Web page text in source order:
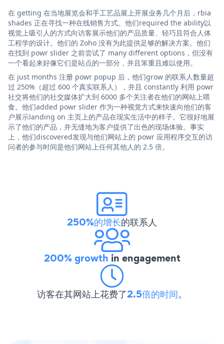
在 getting 在当地展览会和手工艺品展上开展业务几个月后，rbia
shades 正在寻找一种在线销售方式。他们required the ability以
视觉上吸引人的方式向访客展示他们的产品质量、轻巧且符合人体
工程学的设计。他们的 Zoho 没有为此提供足够的解决方案。他们
在找到 powr slider 之前尝试了 many different options，但没有
一个看起来好像它们是站点的一部分，并且笨重且难以使用。
在 just months 注册 powr popup 后，他们grow 的联系人数量超
过 250%（超过 600 个真实联系人），并且 constantly 利用 powr
社交将他们的社交媒体扩大到 6000 多个关注者在他们的网站上喂
食。他们added powr slider 作为一种视觉方式来快速向他们的客
户展示landing on 主页上的产品在现实生活中的样子。它很好地展
示了他们的产品，并无缝地为客户提供了出色的现场体验。事实
上，他们discovered发现与他们网站上的 powr 应用程序交互的访
问者的参与时间是他们网站上任何其他人的 2.5 倍。
250%的增长的联系人
200% growth in engagement
访客在其网站上花费了2.5倍的时间。